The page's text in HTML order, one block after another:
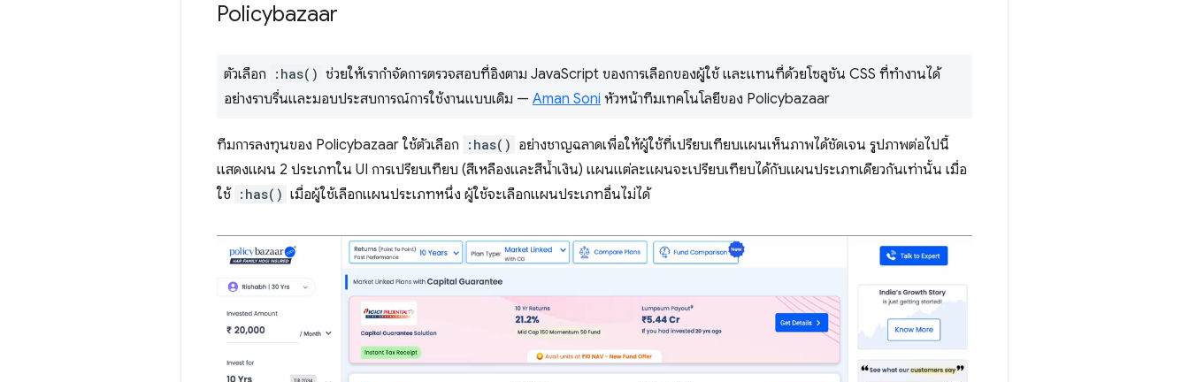
Policybazaar
ตัวเลือก :has() ช่วยให้เรากำจัดการตรวจสอบที่อิงตาม JavaScript ของการเลือกของผู้ใช้ และแทนที่ด้วยโซลูชัน CSS ที่ทำงานได้
อย่างราบรื่นและมอบประสบการณ์การใช้งานแบบเดิม — Aman Soni หัวหน้าทีมเทคโนโลยีของ Policybazaar
ทีมการลงทุนของ Policybazaar ใช้ตัวเลือก :has() อย่างชาญฉลาดเพื่อให้ผู้ใช้ที่เปรียบเทียบแผนเห็นภาพได้ชัดเจน รูปภาพต่อไปนี้
แสดงแผน 2 ประเภทใน UI การเปรียบเทียบ (สีเหลืองและสีน้ำเงิน) แผนแต่ละแผนจะเปรียบเทียบได้กับแผนประเภทเดียวกันเท่านั้น เมื่อ
ใช้ :has() เมื่อผู้ใช้เลือกแผนประเภทหนึ่ง ผู้ใช้จะเลือกแผนประเภทอื่นไม่ได้